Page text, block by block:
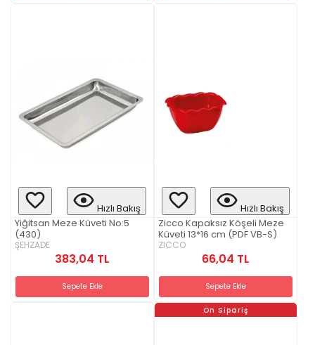
Hızlı Bakış
Yiğitsan Meze Küveti No:5
(430)
ŞEHZADE
383,04 TL
Sepete Ekle
Hızlı Bakış
Zicco Kapaksız Köşeli Meze
Küveti 13*16 cm (PDF VB-S)
ZICCO
66,04 TL
Sepete Ekle
Ön Sipariş